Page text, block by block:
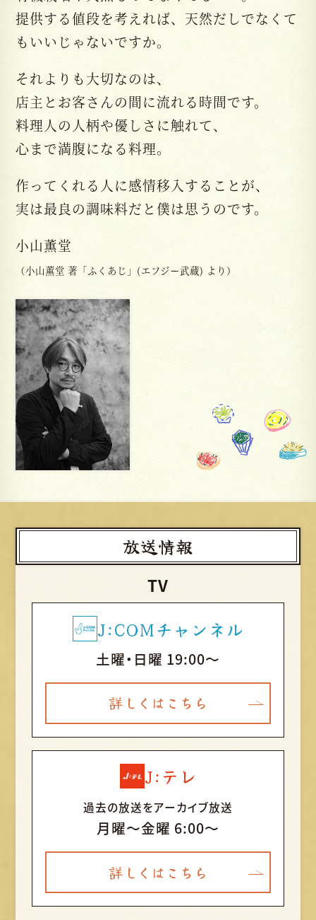
提供する値段を考えれば、天然だしでなくて
もいいじゃないですか。
それよりも大切なのは、
店主とお客さんの間に流れる時間です。
料理人の人柄や優しさに触れて、
心まで満腹になる料理。
作ってくれる人に感情移入することが、
実は最良の調味料だと僕は思うのです。
小山薫堂
（小山薫堂 著「ふくあじ」(エフジー武蔵) より）
放送情報
TV
J:COMチャンネル
土曜・日曜 19:00～
詳しくはこちら
J:テレ
過去の放送をアーカイブ放送
月曜〜金曜 6:00～
詳しくはこちら